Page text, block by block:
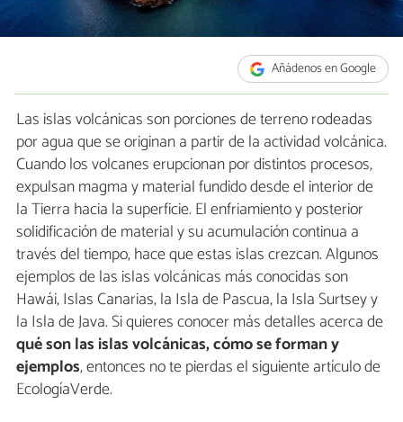
Añádenos en Google
Las islas volcánicas son porciones de terreno rodeadas
por agua que se originan a partir de la actividad volcánica.
Cuando los volcanes erupcionan por distintos procesos,
expulsan magma y material fundido desde el interior de
la Tierra hacia la superficie. El enfriamiento y posterior
solidificación de material y su acumulación continua a
través del tiempo, hace que estas islas crezcan. Algunos
ejemplos de las islas volcánicas más conocidas son
Hawái, Islas Canarias, la Isla de Pascua, la Isla Surtsey y
la Isla de Java. Si quieres conocer más detalles acerca de
qué son las islas volcánicas, cómo se forman y
ejemplos, entonces no te pierdas el siguiente artículo de
EcologíaVerde.